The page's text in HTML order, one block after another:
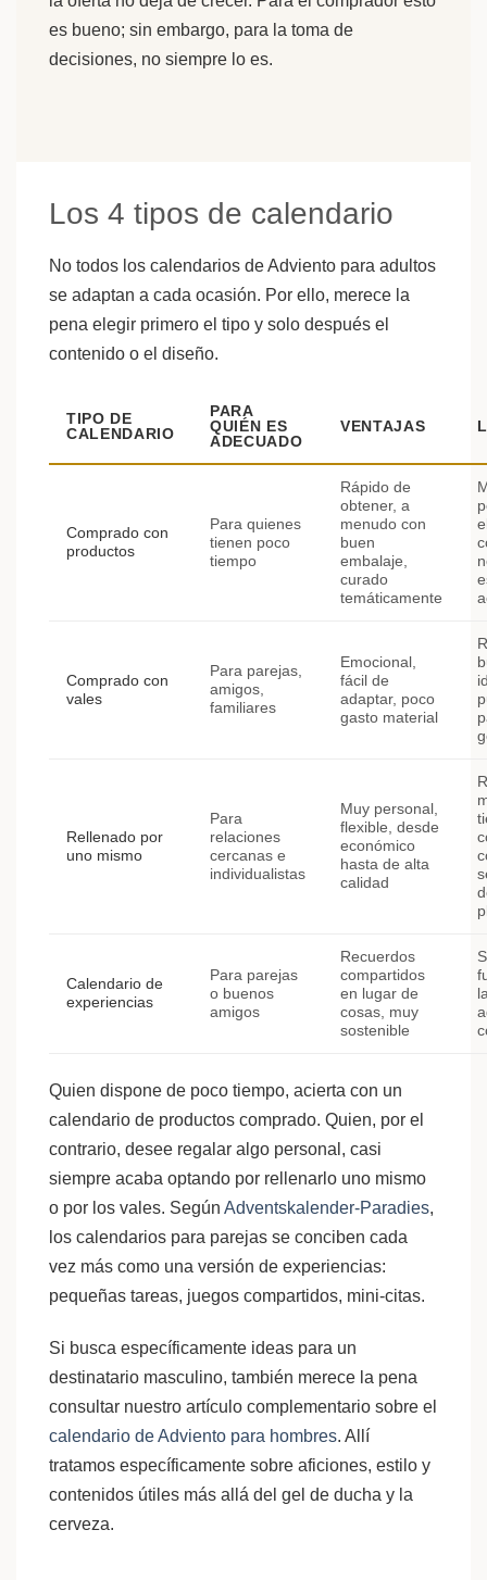
es bueno; sin embargo, para la toma de
decisiones, no siempre lo es.
Los 4 tipos de calendario
No todos los calendarios de Adviento para adultos
se adaptan a cada ocasión. Por ello, merece la
pena elegir primero el tipo y solo después el
contenido o el diseño.
TIPO DE
CALENDARIO
PARA
QUIÉN ES
ADECUADO
VENTAJAS
Comprado con
productos
Para quienes
tienen poco
tiempo
Rápido de
obtener, a
menudo con
buen
embalaje,
curado
temáticamente
Comprado con
vales
Para parejas,
amigos,
familiares
Emocional,
fácil de
adaptar, poco
gasto material
Rellenado por
uno mismo
Para
relaciones
cercanas e
individualistas
Muy personal,
flexible, desde
económico
hasta de alta
calidad
Calendario de
experiencias
Para parejas
o buenos
amigos
Recuerdos
compartidos
en lugar de
cosas, muy
sostenible
Quien dispone de poco tiempo, acierta con un
calendario de productos comprado. Quien, por el
contrario, desee regalar algo personal, casi
siempre acaba optando por rellenarlo uno mismo
o por los vales. Según Adventskalender-Paradies,
los calendarios para parejas se conciben cada
vez más como una versión de experiencias:
pequeñas tareas, juegos compartidos, mini-citas.
Si busca específicamente ideas para un
destinatario masculino, también merece la pena
consultar nuestro artículo complementario sobre el
calendario de Adviento para hombres. Allí
tratamos específicamente sobre aficiones, estilo y
contenidos útiles más allá del gel de ducha y la
cerveza.